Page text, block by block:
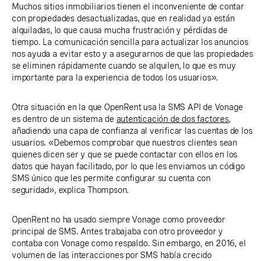
Muchos sitios inmobiliarios tienen el inconveniente de contar
con propiedades desactualizadas, que en realidad ya están
alquiladas, lo que causa mucha frustración y pérdidas de
tiempo. La comunicación sencilla para actualizar los anuncios
nos ayuda a evitar esto y a asegurarnos de que las propiedades
se eliminen rápidamente cuando se alquilen, lo que es muy
importante para la experiencia de todos los usuarios».
Otra situación en la que OpenRent usa la SMS API de Vonage
es dentro de un sistema de autenticación de dos factores,
añadiendo una capa de confianza al verificar las cuentas de los
usuarios. «Debemos comprobar que nuestros clientes sean
quienes dicen ser y que se puede contactar con ellos en los
datos que hayan facilitado, por lo que les enviamos un código
SMS único que les permite configurar su cuenta con
seguridad», explica Thompson.
OpenRent no ha usado siempre Vonage como proveedor
principal de SMS. Antes trabajaba con otro proveedor y
contaba con Vonage como respaldo. Sin embargo, en 2016, el
volumen de las interacciones por SMS había crecido